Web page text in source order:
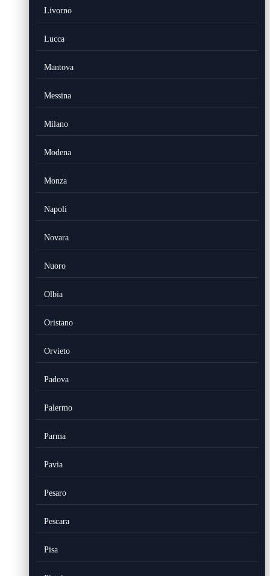
Livorno
Lucca
Mantova
Messina
Milano
Modena
Monza
Napoli
Novara
Nuoro
Olbia
Oristano
Orvieto
Padova
Palermo
Parma
Pavia
Pesaro
Pescara
Pisa